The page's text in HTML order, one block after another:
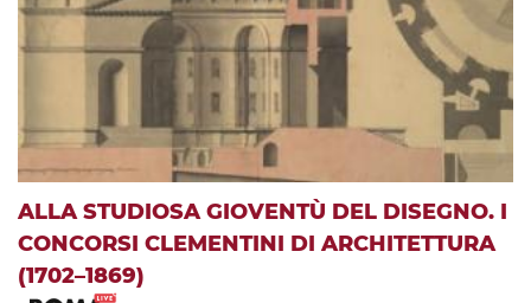
ALLA STUDIOSA GIOVENTÙ DEL DISEGNO. I
CONCORSI CLEMENTINI DI ARCHITETTURA
(1702–1869)